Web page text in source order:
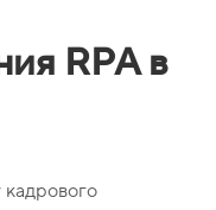
RPA в